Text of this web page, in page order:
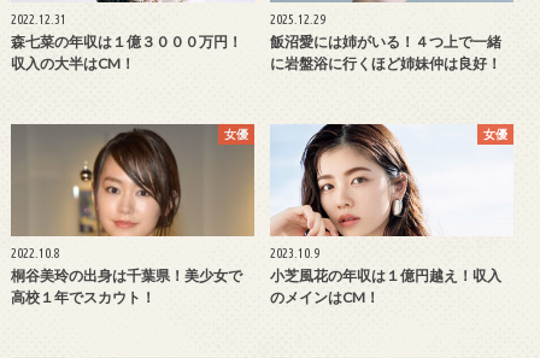
2022.12.31
森七菜の年収は１億３０００万円！
収入の大半はCM！
2025.12.29
飯沼愛には姉がいる！４つ上で一緒
に岩盤浴に行くほど姉妹仲は良好！
女優
2022.10.8
桐谷美玲の出身は千葉県！美少女で
高校１年でスカウト！
女優
2023.10.9
小芝風花の年収は１億円越え！収入
のメインはCM！